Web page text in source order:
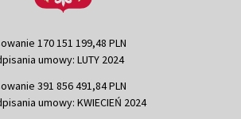
170 151 199,48 PLN
umowy: LUTY 2024
391 856 491,84 PLN
umowy: KWIECIEŃ 2024